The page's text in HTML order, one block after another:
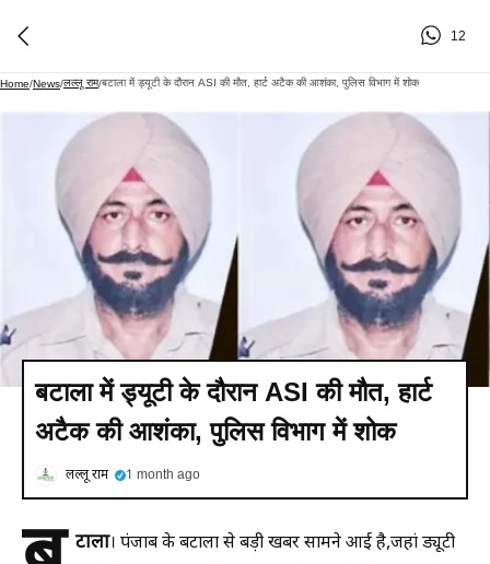
12
Home/News/लल्लू राम/बटाला में ड्यूटी के दौरान ASI की मौत, हार्ट अटैक की आशंका, पुलिस विभाग में शोक
बटाला में ड्यूटी के दौरान ASI की मौत, हार्ट
अटैक की आशंका, पुलिस विभाग में शोक
लल्लू राम 1 month ago
टाला। पंजाब के बटाला से बड़ी खबर सामने आई है,जहां ड्यूटी